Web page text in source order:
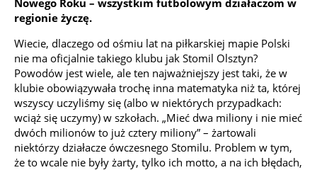
Nowego Roku – wszystkim futbolowym działaczom w
regionie życzę.
Wiecie, dlaczego od ośmiu lat na piłkarskiej mapie Polski
nie ma oficjalnie takiego klubu jak Stomil Olsztyn?
Powodów jest wiele, ale ten najważniejszy jest taki, że w
klubie obowiązywała trochę inna matematyka niż ta, której
wszyscy uczyliśmy się (albo w niektórych przypadkach:
wciąż się uczymy) w szkołach. „Mieć dwa miliony i nie mieć
dwóch milionów to już cztery miliony” – żartowali
niektórzy działacze ówczesnego Stomilu. Problem w tym,
że to wcale nie były żarty, tylko ich motto, a na ich błędach,